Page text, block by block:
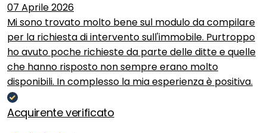
07 Aprile 2026
Mi sono trovato molto bene sul modulo da compilare
per la richiesta di intervento sull'immobile. Purtroppo
ho avuto poche richieste da parte delle ditte e quelle
che hanno risposto non sempre erano molto
disponibili. In complesso la mia esperienza è positiva.
Acquirente verificato